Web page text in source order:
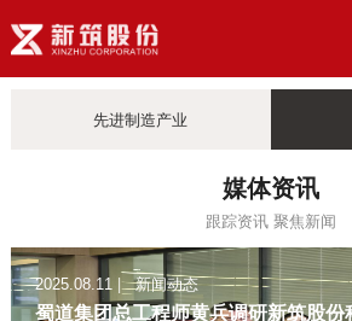
先进制造产业
媒体资讯
跟踪资讯 聚焦新闻
2025.08.11|新闻动态
蜀道集团总工程师黄兵调研新筑股份